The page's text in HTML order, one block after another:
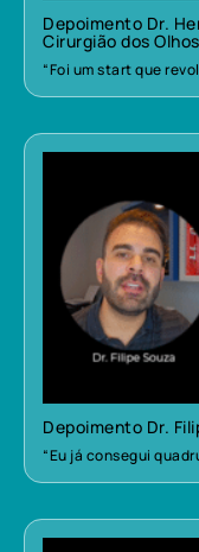
Depoimento Dr.
Cirurgião dos Olhos
“Foi um start que
Depoimento Dr.
“Eu já consegui